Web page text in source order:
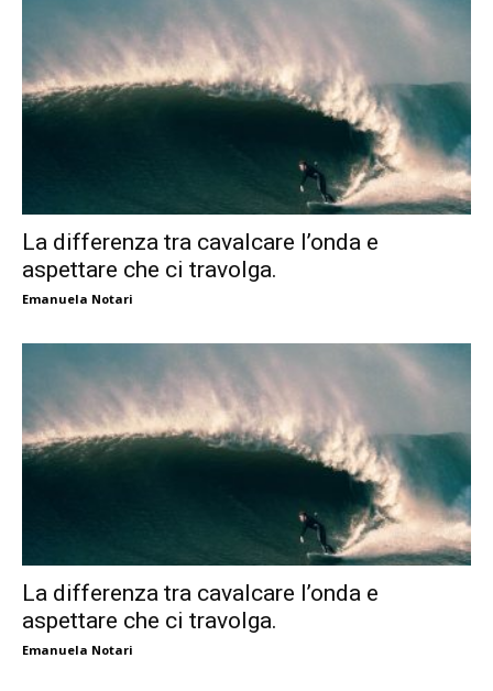
La differenza tra cavalcare l’onda e
aspettare che ci travolga.
Emanuela Notari
La differenza tra cavalcare l’onda e
aspettare che ci travolga.
Emanuela Notari